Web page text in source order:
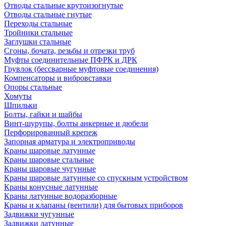
Отводы стальные крутоизогнутые
Отводы стальные гнутые
Переходы стальные
Тройники стальные
Заглушки стальные
Сгоны, бочата, резьбы и отрезки труб
Муфты соединительные ПФРК и ДРК
Грувлок (бессварные муфтовые соединения)
Компенсаторы и вибровставки
Опоры стальные
Хомуты
Шпильки
Болты, гайки и шайбы
Винт-шурупы, болты анкерные и дюбели
Перфорированный крепеж
Запорная арматура и электроприводы
Краны шаровые латунные
Краны шаровые стальные
Краны шаровые чугунные
Краны шаровые латунные со спускным устройством
Краны конусные латунные
Краны латунные водоразборные
Краны и клапаны (вентили) для бытовых приборов
Задвижки чугунные
Задвижки латунные